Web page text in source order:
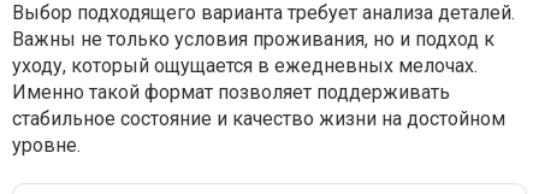
Выбор подходящего варианта требует анализа деталей.
Важны не только условия проживания, но и подход к
уходу, который ощущается в ежедневных мелочах.
Именно такой формат позволяет поддерживать
стабильное состояние и качество жизни на достойном
уровне.